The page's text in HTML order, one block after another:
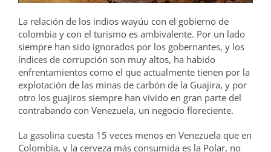
La relación de los indios wayúu con el gobierno de
colombia y con el turismo es ambivalente. Por un lado
siempre han sido ignorados por los gobernantes, y los
índices de corrupción son muy altos, ha habido
enfrentamientos como el que actualmente tienen por la
explotación de las minas de carbón de la Guajira, y por
otro los guajiros siempre han vivido en gran parte del
contrabando con Venezuela, un negocio floreciente.
La gasolina cuesta 15 veces menos en Venezuela que en
Colombia, y la cerveza más consumida es la Polar, no